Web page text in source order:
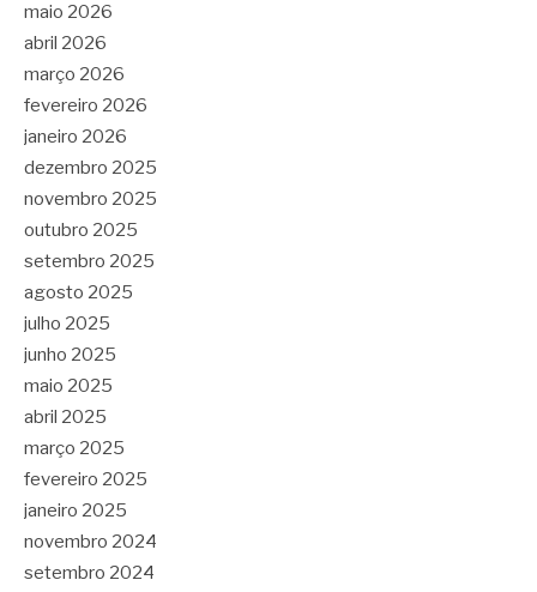
maio 2026
abril 2026
março 2026
fevereiro 2026
janeiro 2026
dezembro 2025
novembro 2025
outubro 2025
setembro 2025
agosto 2025
julho 2025
junho 2025
maio 2025
abril 2025
março 2025
fevereiro 2025
janeiro 2025
novembro 2024
setembro 2024